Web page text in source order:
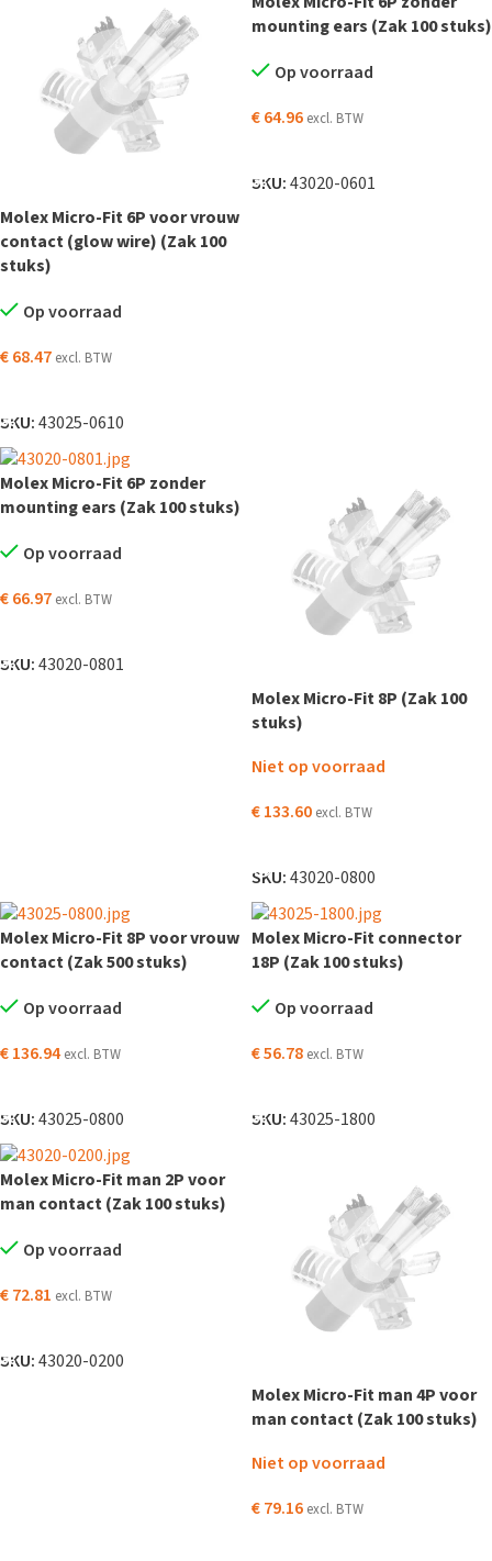
Molex Micro-Fit 6P voor vrouw
contact (glow wire) (Zak 100
stuks)
Op voorraad
€68.47 excl. BTW
SKU:43025-0610
mounting ears (Zak 100 stuks)
Op voorraad
€64.96 excl. BTW
SKU:43020-0601
Molex Micro-Fit 6P zonder
mounting ears (Zak 100 stuks)
Op voorraad
€66.97 excl. BTW
SKU:43020-0801
Molex Micro-Fit 8P (Zak 100
stuks)
Niet op voorraad
€133.60 excl. BTW
SKU:43020-0800
Molex Micro-Fit 8P voor vrouw
contact (Zak 500 stuks)
Op voorraad
€136.94 excl. BTW
SKU:43025-0800
Molex Micro-Fit connector
18P (Zak 100 stuks)
Op voorraad
€56.78 excl. BTW
SKU:43025-1800
Molex Micro-Fit man 2P voor
man contact (Zak 100 stuks)
Op voorraad
€72.81 excl. BTW
SKU:43020-0200
Molex Micro-Fit man 4P voor
man contact (Zak 100 stuks)
Niet op voorraad
€79.16 excl. BTW